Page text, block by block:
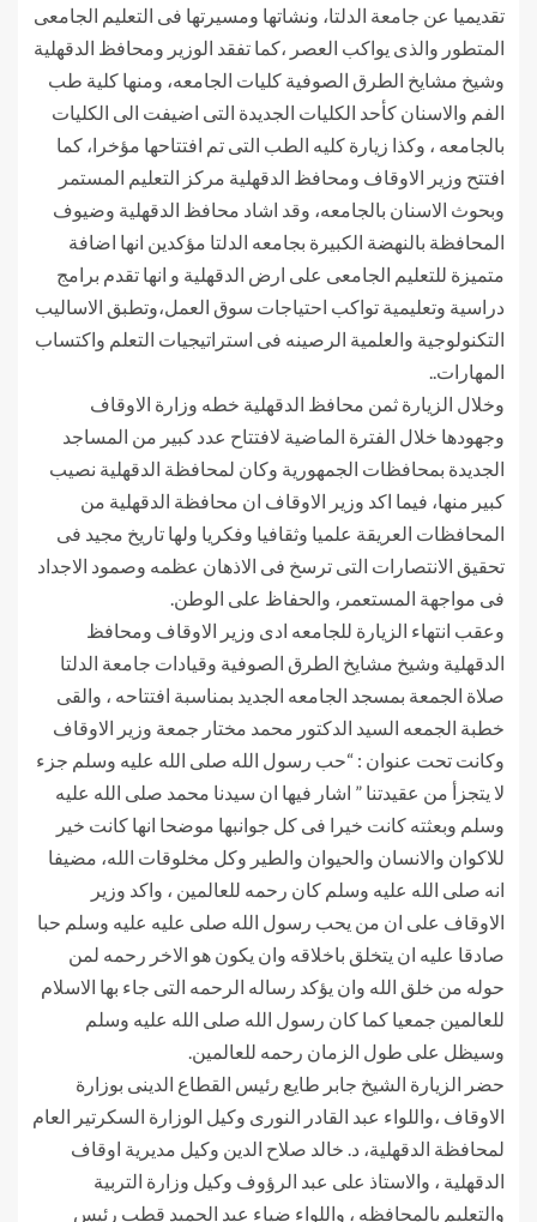
تقديميا عن جامعة الدلتا، ونشاتها ومسيرتها فى التعليم الجامعى
المتطور والذى يواكب العصر ،كما تفقد الوزير ومحافظ الدقهلية
وشيخ مشايخ الطرق الصوفية كليات الجامعه، ومنها كلية طب
الفم والاسنان كأحد الكليات الجديدة التى اضيفت الى الكليات
بالجامعه ، وكذا زيارة كليه الطب التى تم افتتاحها مؤخرا، كما
افتتح وزير الاوقاف ومحافظ الدقهلية مركز التعليم المستمر
وبحوث الاسنان بالجامعه، وقد اشاد محافظ الدقهلية وضيوف
المحافظة بالنهضة الكبيرة بجامعه الدلتا مؤكدين انها اضافة
متميزة للتعليم الجامعى على ارض الدقهلية و انها تقدم برامج
دراسية وتعليمية تواكب احتياجات سوق العمل،وتطبق الاساليب
التكنولوجية والعلمية الرصينه فى استراتيجيات التعلم واكتساب
المهارات..
وخلال الزيارة ثمن محافظ الدقهلية خطه وزارة الاوقاف
وجهودها خلال الفترة الماضية لافتتاح عدد كبير من المساجد
الجديدة بمحافظات الجمهورية وكان لمحافظة الدقهلية نصيب
كبير منها، فيما اكد وزير الاوقاف ان محافظة الدقهلية من
المحافظات العريقة علميا وثقافيا وفكريا ولها تاريخ مجيد فى
تحقيق الانتصارات التى ترسخ فى الاذهان عظمه وصمود الاجداد
فى مواجهة المستعمر، والحفاظ على الوطن.
وعقب انتهاء الزيارة للجامعه ادى وزير الاوقاف ومحافظ
الدقهلية وشيخ مشايخ الطرق الصوفية وقيادات جامعة الدلتا
صلاة الجمعة بمسجد الجامعه الجديد بمناسبة افتتاحه ، والقى
خطبة الجمعه السيد الدكتور محمد مختار جمعة وزير الاوقاف
وكانت تحت عنوان : “حب رسول الله صلى الله عليه وسلم جزء
لا يتجزأ من عقيدتنا ” اشار فيها ان سيدنا محمد صلى الله عليه
وسلم وبعثته كانت خيرا فى كل جوانبها موضحا انها كانت خير
للاكوان والانسان والحيوان والطير وكل مخلوقات الله، مضيفا
انه صلى الله عليه وسلم كان رحمه للعالمين ، واكد وزير
الاوقاف على ان من يحب رسول الله صلى عليه عليه وسلم حبا
صادقا عليه ان يتخلق باخلاقه وان يكون هو الاخر رحمه لمن
حوله من خلق الله وان يؤكد رساله الرحمه التى جاء بها الاسلام
للعالمين جمعيا كما كان رسول الله صلى الله عليه وسلم
وسيظل على طول الزمان رحمه للعالمين.
حضر الزيارة الشيخ جابر طايع رئيس القطاع الدينى بوزارة
الاوقاف ،واللواء عبد القادر النورى وكيل الوزارة السكرتير العام
لمحافظة الدقهلية، د. خالد صلاح الدين وكيل مديرية اوقاف
الدقهلية ، والاستاذ على عبد الرؤوف وكيل وزارة التربية
والتعليم بالمحافظه ، واللواء ضياء عبد الحميد قطب رئيس